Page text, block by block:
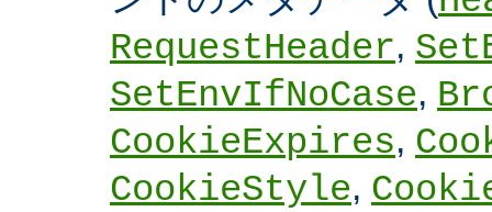
RequestHeader,
SetEnvIfNoCase,
CookieExpires,
CookieStyle,